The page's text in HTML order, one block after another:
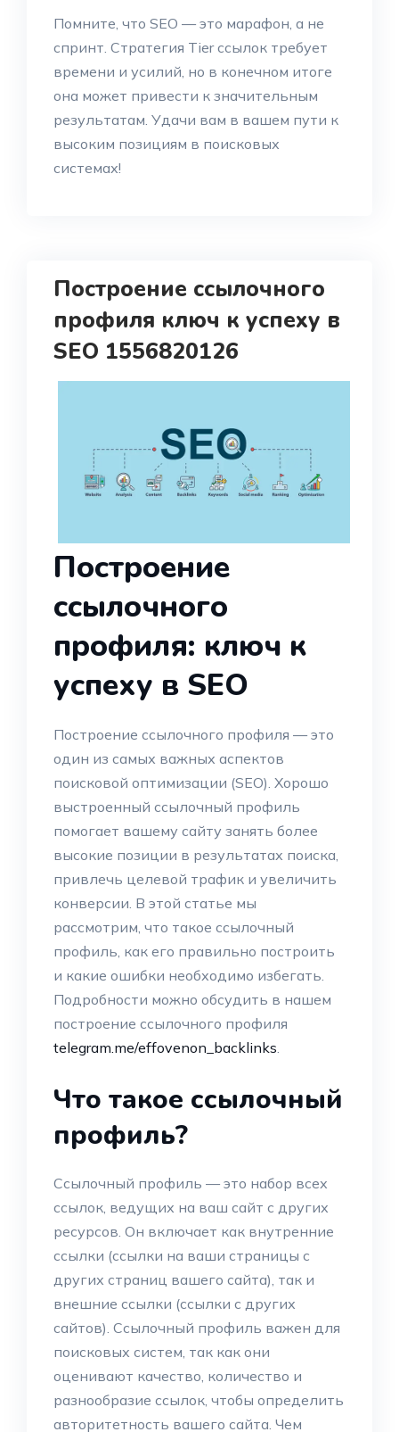
Помните, что SEO — это марафон, а не
спринт. Стратегия Tier ссылок требует
времени и усилий, но в конечном итоге
она может привести к значительным
результатам. Удачи вам в вашем пути к
высоким позициям в поисковых
системах!
Построение ссылочного
профиля ключ к успеху в
SEO 1556820126
Построение
ссылочного
профиля: ключ к
успеху в SEO
Построение ссылочного профиля — это
один из самых важных аспектов
поисковой оптимизации (SEO). Хорошо
выстроенный ссылочный профиль
помогает вашему сайту занять более
высокие позиции в результатах поиска,
привлечь целевой трафик и увеличить
конверсии. В этой статье мы
рассмотрим, что такое ссылочный
профиль, как его правильно построить
и какие ошибки необходимо избегать.
Подробности можно обсудить в нашем
построение ссылочного профиля
telegram.me/effovenon_backlinks
Что такое ссылочный
профиль?
Ссылочный профиль — это набор всех
ссылок, ведущих на ваш сайт с других
ресурсов. Он включает как внутренние
ссылки (ссылки на ваши страницы с
других страниц вашего сайта), так и
внешние ссылки (ссылки с других
сайтов). Ссылочный профиль важен для
поисковых систем, так как они
оценивают качество, количество и
разнообразие ссылок, чтобы определить
авторитетность вашего сайта. Чем